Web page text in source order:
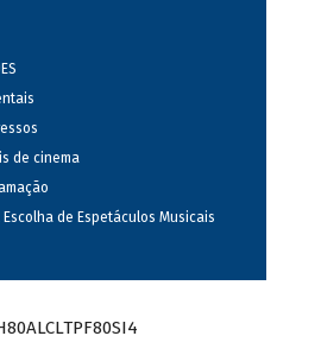
de cinema
de Espetáculos Musicais